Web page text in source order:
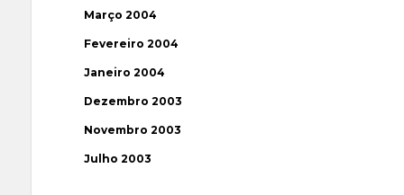
Março 2004
Fevereiro 2004
Janeiro 2004
Dezembro 2003
Novembro 2003
Julho 2003